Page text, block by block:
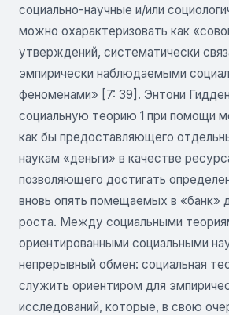
социально-научные и/или
можно охарактеризовать как
утверждений, систематически
эмпирически наблюдаемыми
феноменами» [7: 39]. Энтони
социальную теорию 1 при помощи
как бы предоставляющего
наукам «деньги» в качестве
позволяющего достигать
вновь опять помещаемых в «банк»
роста. Между социальными
ориентированными социальными
непрерывный обмен: социальная
служить ориентиром для
исследований, которые, в свою